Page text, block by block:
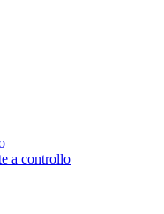
a controllo